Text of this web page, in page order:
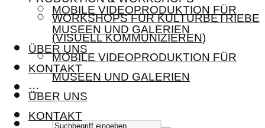
MOBILE VIDEOPRODUKTION FÜR
MUSEEN UND GALERIEN
ÜBER UNS
KONTAKT
···
WORKSHOPS FÜR KULTURBETRIEBE
(VISUELL KOMMUNIZIEREN)
MOBILE VIDEOPRODUKTION FÜR
MUSEEN UND GALERIEN
ÜBER UNS
KONTAKT